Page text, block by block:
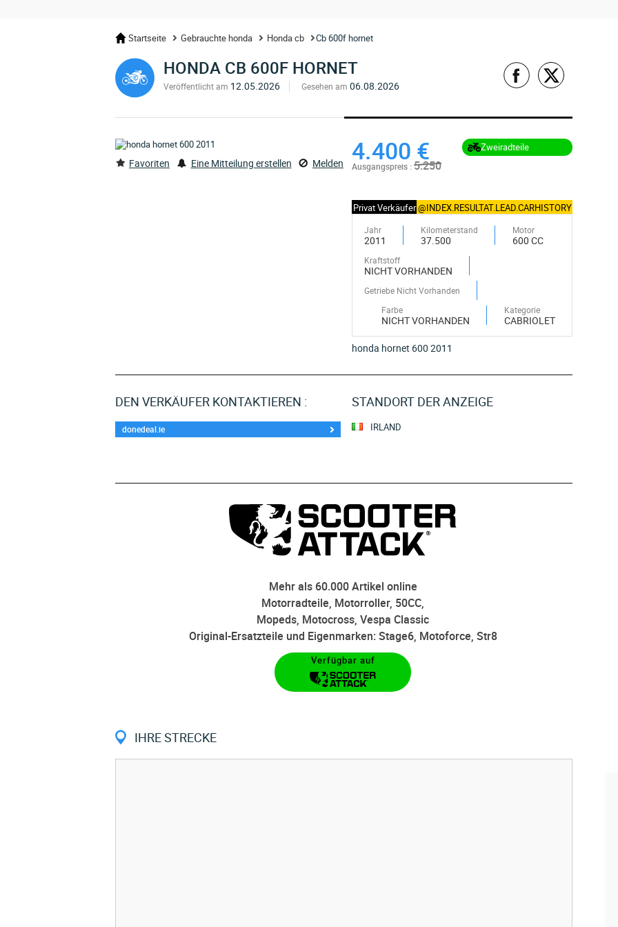
Startseite Gebrauchte honda Honda cb Cb 600f hornet
HONDA CB 600F HORNET
Veröffentlicht am 12.05.2026 Gesehen am 06.08.2026
Favoriten Eine Mitteilung erstellen Melden 4.400 €
Ausgangspreis :5.250
Zweiradteile
Privat Verkäufer@INDEX.RESULTAT.LEAD.CARHISTORY
Jahr
2011
Kilometerstand
37.500
Motor
600 CC
Kraftstoff
NICHT VORHANDEN
Getriebe Nicht Vorhanden
Farbe
NICHT VORHANDEN
Kategorie
CABRIOLET
honda hornet 600 2011
DEN VERKÄUFER KONTAKTIEREN :
donedeal.ie
STANDORT DER ANZEIGE
IRLAND
Mehr als 60.000 Artikel online
Motorradteile, Motorroller, 50CC,
Mopeds, Motocross, Vespa Classic
Original-Ersatzteile und Eigenmarken: Stage6, Motoforce, Str8
Verfügbar auf
IHRE STRECKE